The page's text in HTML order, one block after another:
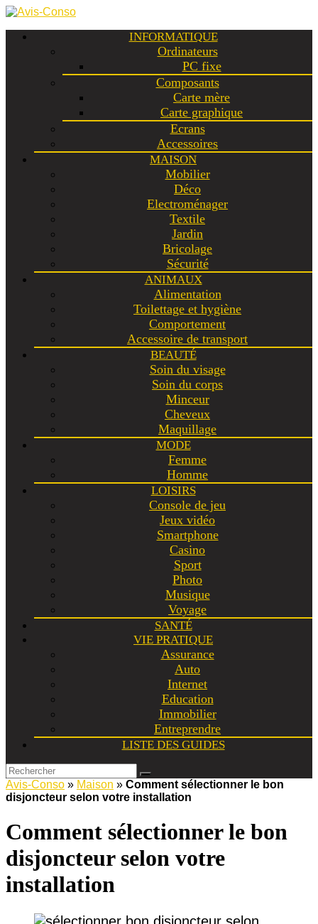
INFORMATIQUE
Ordinateurs
PC fixe
Composants
Carte mère
Carte graphique
Ecrans
Accessoires
MAISON
Mobilier
Déco
Electroménager
Textile
Jardin
Bricolage
Sécurité
ANIMAUX
Alimentation
Toilettage et hygiène
Comportement
Accessoire de transport
BEAUTÉ
Soin du visage
Soin du corps
Minceur
Cheveux
Maquillage
MODE
Femme
Homme
LOISIRS
Console de jeu
Jeux vidéo
Smartphone
Casino
Sport
Photo
Musique
Voyage
SANTÉ
VIE PRATIQUE
Assurance
Auto
Internet
Education
Immobilier
Entreprendre
LISTE DES GUIDES
Avis-Conso » Maison » Comment sélectionner le bon
disjoncteur selon votre installation
Comment sélectionner le bon
disjoncteur selon votre
installation